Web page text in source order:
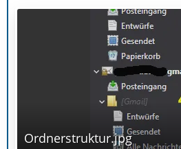
Ordnerstruktur.jpg